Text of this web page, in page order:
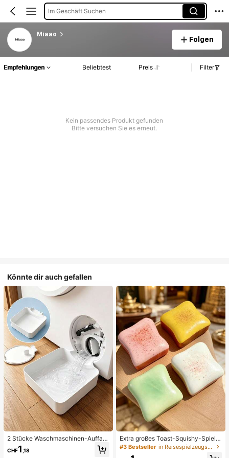
Im Geschäft Suchen
Miaao
Folgen
Empfehlungen Beliebtest Preis Filter
Kein passendes Produkt gefunden
Bitte versuchen Sie es erneut.
Könnte dir auch gefallen
2 Stücke Waschmaschinen-Auffan
gwanne Tropfschale, wasserdichte
Bodenschutzmatte für Waschraum,
CHF1 ,18
Extra großes Toast-Squishy-Spielz
eug, superweiches Buttertoast-Stre
ssabbau-Drückspielzeug, erhältlich
#3 Bestseller in Reisespielzeugset Quetschspielzeug für Teenager